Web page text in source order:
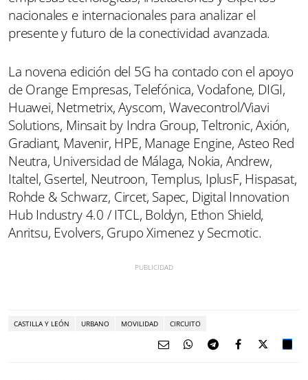
nacionales e internacionales para analizar el
presente y futuro de la conectividad avanzada.
La novena edición del 5G ha contado con el apoyo
de Orange Empresas, Telefónica, Vodafone, DIGI,
Huawei, Netmetrix, Ayscom, Wavecontrol/Viavi
Solutions, Minsait by Indra Group, Teltronic, Axión,
Gradiant, Mavenir, HPE, Manage Engine, Asteo Red
Neutra, Universidad de Málaga, Nokia, Andrew,
Italtel, Gsertel, Neutroon, Templus, IplusF, Hispasat,
Rohde & Schwarz, Circet, Sapec, Digital Innovation
Hub Industry 4.0 / ITCL, Boldyn, Ethon Shield,
Anritsu, Evolvers, Grupo Ximenez y Secmotic.
CASTILLA Y LEÓN URBANO MOVILIDAD CIRCUITO